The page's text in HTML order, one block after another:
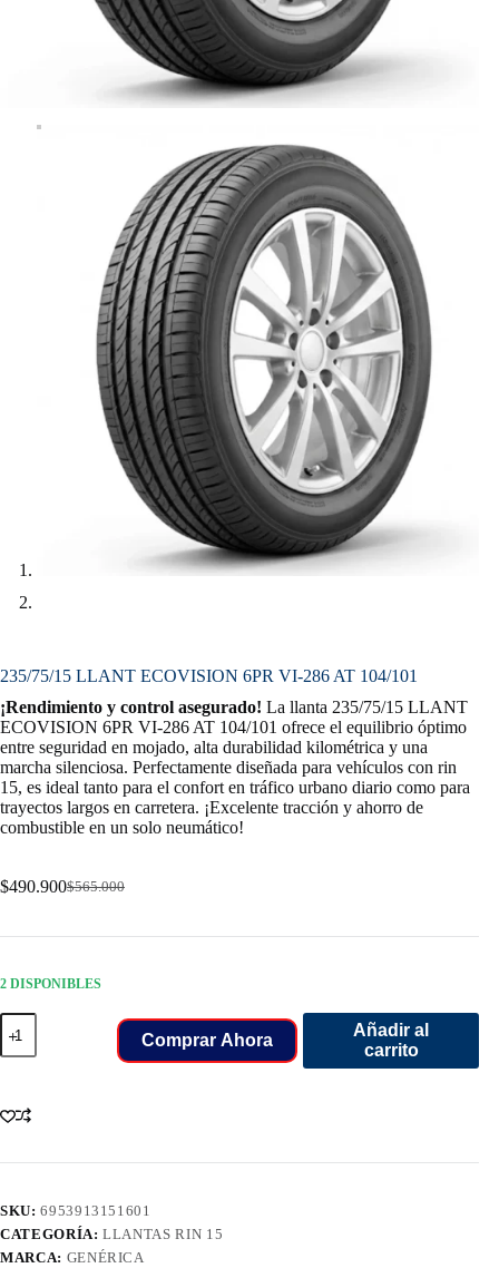
235/75/15 LLANT ECOVISION 6PR VI-286 AT 104/101
¡Rendimiento y control asegurado! La llanta 235/75/15 LLANT
ECOVISION 6PR VI-286 AT 104/101 ofrece el equilibrio óptimo
entre seguridad en mojado, alta durabilidad kilométrica y una
marcha silenciosa. Perfectamente diseñada para vehículos con rin
15, es ideal tanto para el confort en tráfico urbano diario como para
trayectos largos en carretera. ¡Excelente tracción y ahorro de
combustible en un solo neumático!
$565.000
Original
was:
$490.900Current
is:
2 DISPONIBLES
235/75/15
LLANT
ECOVISION
286
Comprar Ahora
Añadir al
carrito
SKU:6953913151601
CATEGORÍA:LLANTAS RIN 15
MARCA: GENÉRICA